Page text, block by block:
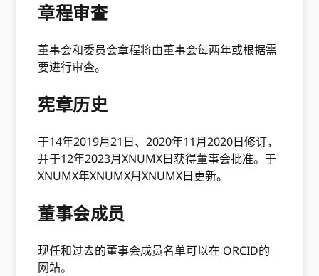
章程审查
董事会和委员会章程将由董事会每两年或根据需
要进行审查。
宪章历史
于14年2019月21日、2020年11月2020日修订，
并于12年2023月XNUMX日获得董事会批准。于
XNUMX年XNUMX月XNUMX日更新。
董事会成员
现任和过去的董事会成员名单可以在 ORCID的
网站。